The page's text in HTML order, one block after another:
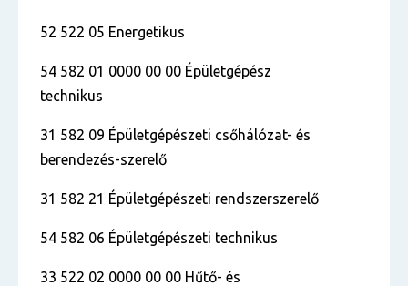
52 522 05 Energetikus
54 582 01 0000 00 00 Épületgépész
technikus
31 582 09 Épületgépészeti csőhálózat- és
berendezés-szerelő
31 582 21 Épületgépészeti rendszerszerelő
54 582 06 Épületgépészeti technikus
33 522 02 0000 00 00 Hűtő- és